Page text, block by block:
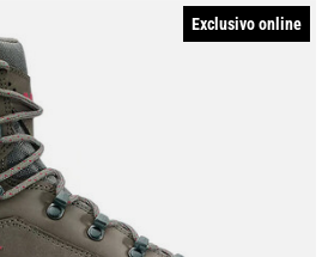
Exclusivo online